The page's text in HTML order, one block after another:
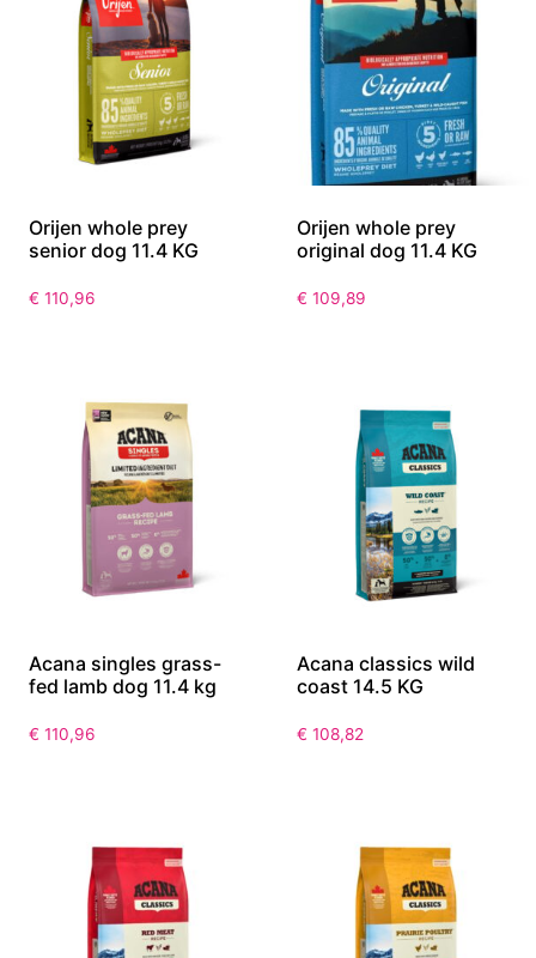
Orijen whole prey
senior dog 11.4 KG
€ 110,96
Orijen whole prey
original dog 11.4 KG
€ 109,89
Acana singles grass-
fed lamb dog 11.4 kg
€ 110,96
Acana classics wild
coast 14.5 KG
€ 108,82